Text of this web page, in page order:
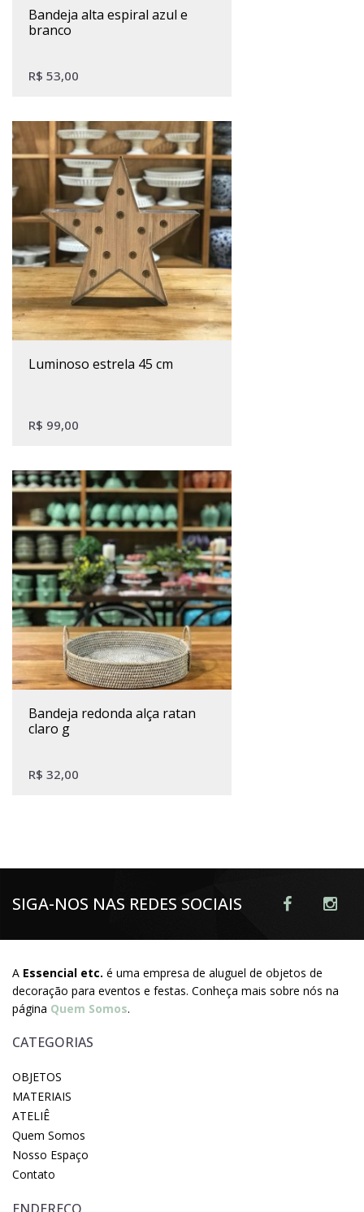
bandeja alta espiral azul e
branco
R$ 53,00
luminoso estrela 45 cm
R$ 99,00
bandeja redonda alça ratan
claro g
R$ 32,00
SIGA-NOS NAS REDES SOCIAIS
A Essencial etc. é uma empresa de aluguel de objetos de
decoração para eventos e festas. Conheça mais sobre nós na
página Quem Somos.
CATEGORIAS
OBJETOS
MATERIAIS
ATELIÊ
Quem Somos
Nosso Espaço
Contato